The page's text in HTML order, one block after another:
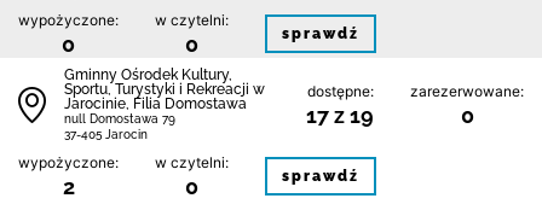
wypożyczone:
0
w czytelni:
0 sprawdź
Gminny Ośrodek Kultury,
Sportu, Turystyki i Rekreacji w
Jarocinie, Filia Domostawa
null Domostawa 79
37-405 Jarocin
dostępne:
17 z 19
zarezerwowane:
0
wypożyczone:
2
w czytelni:
0 sprawdź